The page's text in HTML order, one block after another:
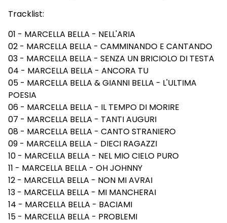
Tracklist:
01 - MARCELLA BELLA - NELL'ARIA
02 - MARCELLA BELLA - CAMMINANDO E CANTANDO
03 - MARCELLA BELLA - SENZA UN BRICIOLO DI TESTA
04 - MARCELLA BELLA - ANCORA TU
05 - MARCELLA BELLA & GIANNI BELLA - L'ULTIMA
POESIA
06 - MARCELLA BELLA - IL TEMPO DI MORIRE
07 - MARCELLA BELLA - TANTI AUGURI
08 - MARCELLA BELLA - CANTO STRANIERO
09 - MARCELLA BELLA - DIECI RAGAZZI
10 - MARCELLA BELLA - NEL MIO CIELO PURO
11 - MARCELLA BELLA - OH JOHNNY
12 - MARCELLA BELLA - NON MI AVRAI
13 - MARCELLA BELLA - MI MANCHERAI
14 - MARCELLA BELLA - BACIAMI
15 - MARCELLA BELLA - PROBLEMI